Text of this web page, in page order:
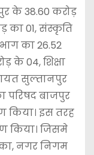
के 38.60 करोड़
का 01, संस्कृति
का 26.52
के 04, शिक्षा
सुल्तानपुर
परिषद बाजपुर
किया। इस तरह
किया। जिसमे
का, नगर निगम